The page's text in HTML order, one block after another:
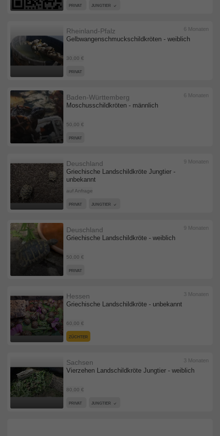
PRIVAT JUNGTIER
Gelbwangenschmuckschildkröten - weiblich
Rheinland-Pfalz
30,00 €
6 Monaten
PRIVAT
Moschusschildkröten - männlich
Baden-Württemberg
50,00 €
6 Monaten
PRIVAT
Griechische Landschildkröte Jungtier -
unbekannt
Deuschland
auf Anfrage
9 Monaten
PRIVAT JUNGTIER
Griechische Landschildkröte - weiblich
Deuschland
50,00 €
9 Monaten
PRIVAT
Griechische Landschildkröte - unbekannt
Hessen
60,00 €
3 Monaten
ZÜCHTER
Vierzehen Landschildkröte Jungtier - weiblich
Sachsen
80,00 €
3 Monaten
PRIVAT JUNGTIER